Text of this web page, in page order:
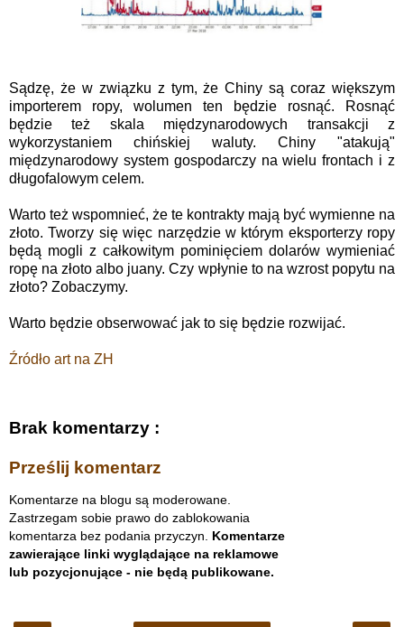
Sądzę, że w związku z tym, że Chiny są coraz większym
importerem ropy, wolumen ten będzie rosnąć. Rosnąć
będzie też skala międzynarodowych transakcji z
wykorzystaniem chińskiej waluty. Chiny "atakują"
międzynarodowy system gospodarczy na wielu frontach i z
długofalowym celem.
Warto też wspomnieć, że te kontrakty mają być wymienne na
złoto. Tworzy się więc narzędzie w którym eksporterzy ropy
będą mogli z całkowitym pominięciem dolarów wymieniać
ropę na złoto albo juany. Czy wpłynie to na wzrost popytu na
złoto? Zobaczymy.
Warto będzie obserwować jak to się będzie rozwijać.
Źródło art na ZH
Brak komentarzy :
Prześlij komentarz
Komentarze na blogu są moderowane.
Zastrzegam sobie prawo do zablokowania
komentarza bez podania przyczyn. Komentarze
zawierające linki wyglądające na reklamowe
lub pozycjonujące - nie będą publikowane.